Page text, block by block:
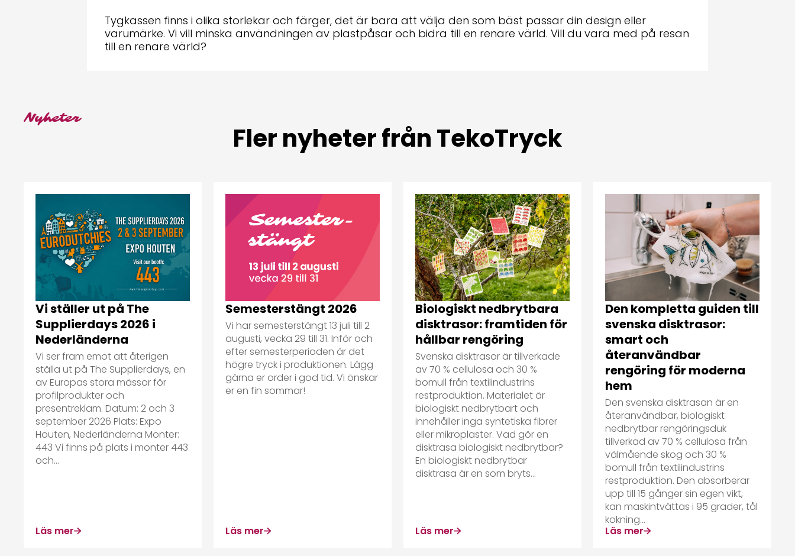
Tygkassen finns i olika storlekar och färger, det är bara att välja den som bäst passar din design eller
varumärke. Vi vill minska användningen av plastpåsar och bidra till en renare värld. Vill du vara med på resan
till en renare värld?
Nyheter
Fler nyheter från TekoTryck
Vi ställer ut på The
Supplierdays 2026 i
Nederländerna
Vi ser fram emot att återigen
ställa ut på The Supplierdays, en
av Europas stora mässor för
profilprodukter och
presentreklam. Datum: 2 och 3
september 2026 Plats: Expo
Houten, Nederländerna Monter:
443 Vi finns på plats i monter 443
och...
Läs mer
Semesterstängt 2026
Vi har semesterstängt 13 juli till 2
augusti, vecka 29 till 31. Inför och
efter semesterperioden är det
högre tryck i produktionen. Lägg
gärna er order i god tid. Vi önskar
er en fin sommar!
Läs mer
Biologiskt nedbrytbara
disktrasor: framtiden för
hållbar rengöring
Svenska disktrasor är tillverkade
av 70 % cellulosa och 30 %
bomull från textilindustrins
restproduktion. Materialet är
biologiskt nedbrytbart och
innehåller inga syntetiska fibrer
eller mikroplaster. Vad gör en
disktrasa biologiskt nedbrytbar?
En biologiskt nedbrytbar
disktrasa är en som bryts...
Läs mer
Den kompletta guiden till
svenska disktrasor:
smart och
återanvändbar
rengöring för moderna
hem
Den svenska disktrasan är en
återanvändbar, biologiskt
nedbrytbar rengöringsduk
tillverkad av 70 % cellulosa från
välmående skog och 30 %
bomull från textilindustrins
restproduktion. Den absorberar
upp till 15 gånger sin egen vikt,
kan maskintvättas i 95 grader, tål
kokning...
Läs mer